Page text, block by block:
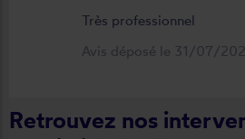
Très professionnel
Avis déposé le 31/07/
Retrouvez nos